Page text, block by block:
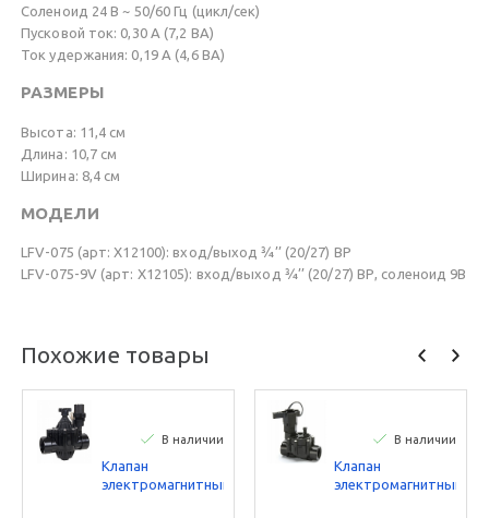
Соленоид 24 В ~ 50/60 Гц (цикл/сек)
Пусковой ток: 0,30 А (7,2 ВА)
Ток удержания: 0,19 А (4,6 ВА)
РАЗМЕРЫ
Высота: 11,4 см
Длина: 10,7 см
Ширина: 8,4 см
МОДЕЛИ
LFV-075 (арт: X12100): вход/выход ¾’’ (20/27) ВР
LFV-075-9V (арт: X12105): вход/выход ¾’’ (20/27) ВР, соленоид 9В
Похожие товары
В наличии
Клапан
электромагнитный
В наличии
Клапан
электромагнитный